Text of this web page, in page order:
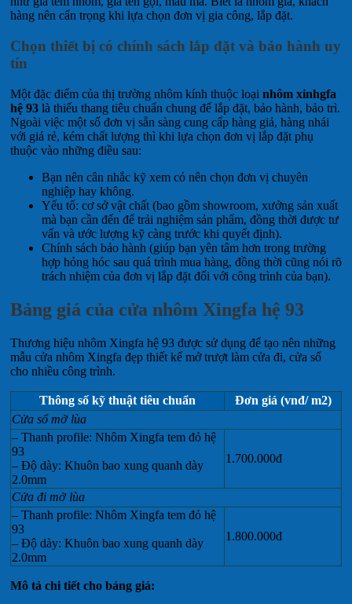
hàng nên cẩn trọng khi lựa chọn đơn vị gia công, lắp đặt.
Chọn thiết bị có chính sách lắp đặt và bảo hành uy
tín
Một đặc điểm của thị trường nhôm kính thuộc loại nhôm xinhgfa
hệ 93 là thiếu thang tiêu chuẩn chung để lắp đặt, bảo hành, bảo trì.
Ngoài việc một số đơn vị sẵn sàng cung cấp hàng giả, hàng nhái
với giá rẻ, kém chất lượng thì khi lựa chọn đơn vị lắp đặt phụ
thuộc vào những điều sau:
Bạn nên cân nhắc kỹ xem có nên chọn đơn vị chuyên
nghiệp hay không.
Yếu tố: cơ sở vật chất (bao gồm showroom, xưởng sản xuất
mà bạn cần đến để trải nghiệm sản phẩm, đồng thời được tư
vấn và ước lượng kỹ càng trước khi quyết định).
Chính sách bảo hành (giúp bạn yên tâm hơn trong trường
hợp hỏng hóc sau quá trình mua hàng, đồng thời cũng nói rõ
trách nhiệm của đơn vị lắp đặt đối với công trình của bạn).
Bảng giá của cửa nhôm Xingfa hệ 93
Thương hiệu nhôm Xingfa hệ 93 được sử dụng để tạo nên những
mẫu cửa nhôm Xingfa đẹp thiết kế mở trượt làm cửa đi, cửa sổ
cho nhiều công trình.
Thông số kỹ thuật tiêu chuẩn
Đơn giá (vnđ/ m2)
Cửa sổ mở lùa
– Thanh profile: Nhôm Xingfa tem đỏ hệ
93
– Độ dày: Khuôn bao xung quanh dày
2.0mm
1.700.000đ
Cửa đi mở lùa
– Thanh profile: Nhôm Xingfa tem đỏ hệ
93
– Độ dày: Khuôn bao xung quanh dày
2.0mm
1.800.000đ
Mô tả chi tiết cho bảng giá: